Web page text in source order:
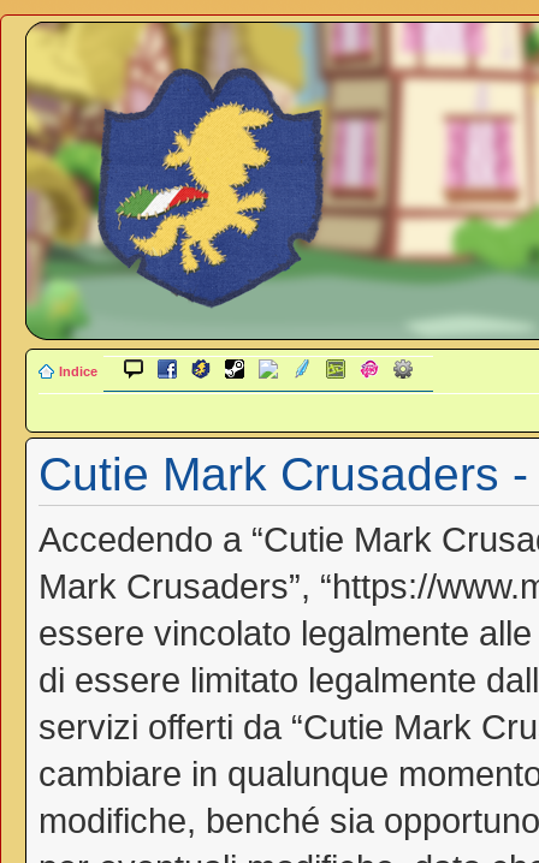
Indice
Cutie Mark Crusaders
Accedendo a “Cutie Mark
Mark Crusaders”, “https://
essere vincolato legalmente
di essere limitato legalmente
servizi offerti da “Cutie Mark
cambiare in qualunque
modifiche, benché sia